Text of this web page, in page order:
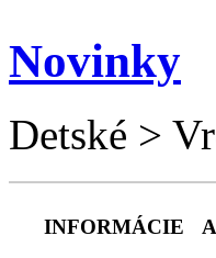
Novinky
Detské >
INFORMÁCIE